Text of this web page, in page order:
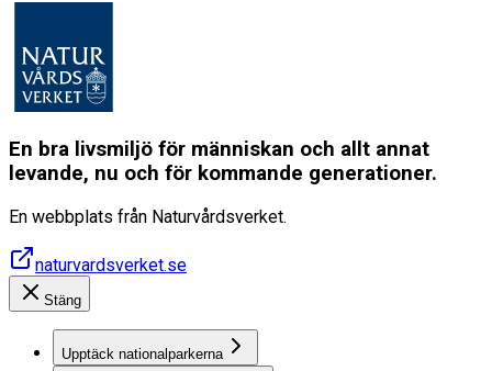
En bra livsmiljö för människan och allt annat
levande, nu och för kommande generationer.
En webbplats från Naturvårdsverket.
naturvardsverket.se
Stäng
Upptäck nationalparkerna